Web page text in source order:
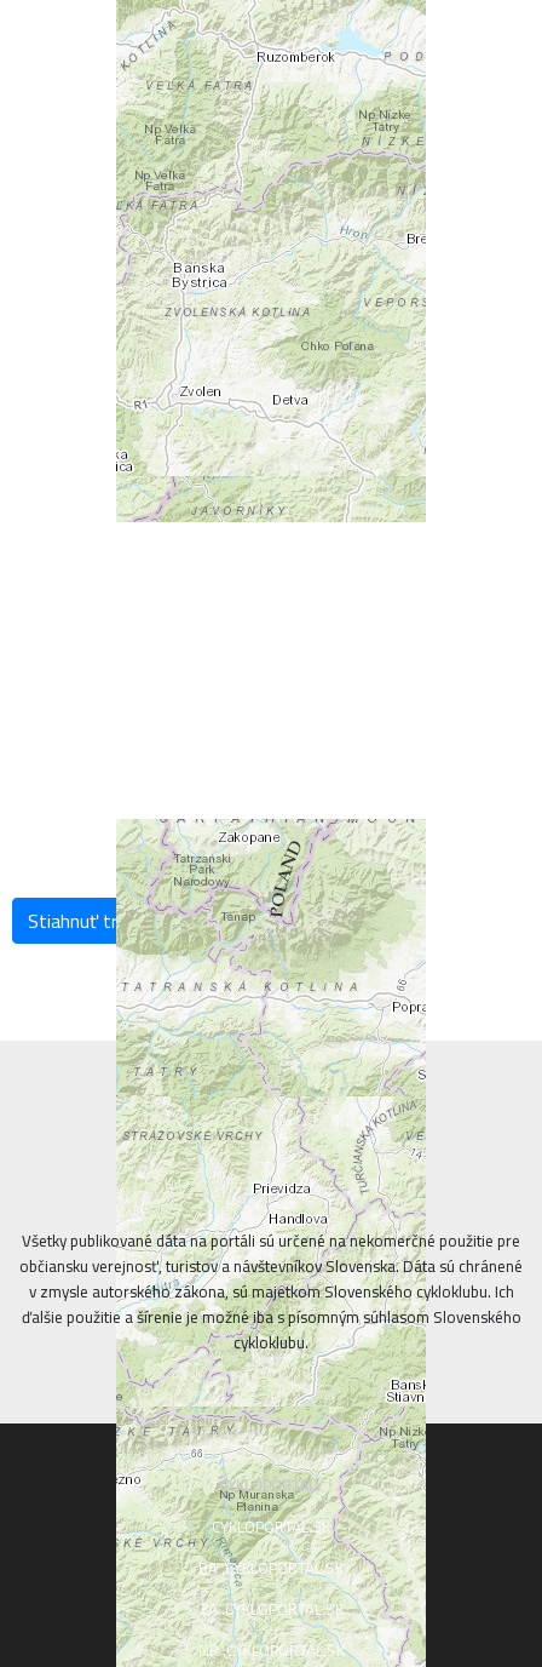
Stiahnuť trasu
Všetky publikované dáta na portáli sú určené na nekomerčné použitie pre
občiansku verejnosť, turistov a návštevníkov Slovenska. Dáta sú chránené
v zmysle autorského zákona, sú majetkom Slovenského cykloklubu. Ich
ďalšie použitie a šírenie je možné iba s písomným súhlasom Slovenského
cykloklubu.
CYKLOPORTALY
CYKLOPORTAL.SK
BA .CYKLOPORTAL.SK
ZA .CYKLOPORTAL.SK
NR .CYKLOPORTAL.SK